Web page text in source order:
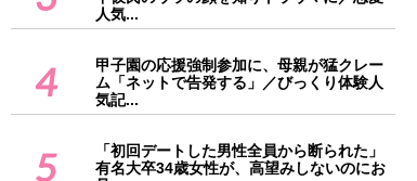
人気...
4
甲子園の応援強制参加に、母親が猛クレー
ム「ネットで告発する」／びっくり体験人
気記...
5
「初回デートした男性全員から断られた」
有名大卒34歳女性が、高望みしないのにお